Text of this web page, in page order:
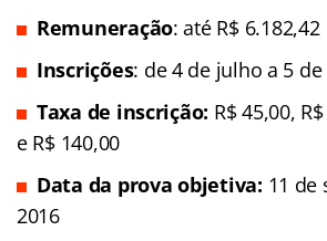
Remuneração: até R$ 6.182,42
Inscrições: de 4 de julho a 5
Taxa de inscrição: R$ 45,00,
e R$ 140,00
Data da prova objetiva: 11 de
2016